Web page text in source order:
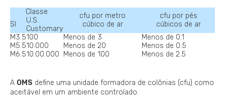
Classe
cfu por metro
cúbico de ar
cfu por pés
cúbicos de ar
SI
U.S.
Customary
M3.5100 Menos de 3
Menos de 0.1
M5.510.000 Menos de 20
Menos de 0.5
M6.510.00.000 Menos de 100 Menos de 2.5
A OMS define uma unidade formadora de colônias (cfu) como
aceitável em um ambiente controlado.